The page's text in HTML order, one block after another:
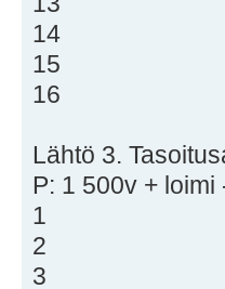
14
15
16
Lähtö 3.
P: 1 500v +
1
2
3